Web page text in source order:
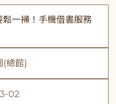
鬆一掃！手機借書服務
(總館)
02